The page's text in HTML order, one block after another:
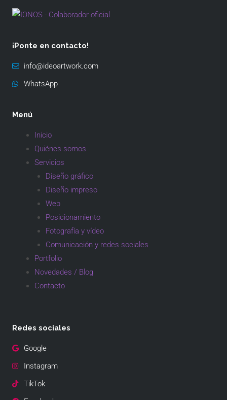
¡Ponte en contacto!
info@ideoartwork.com
WhatsApp
Menú
Inicio
Quiénes somos
Servicios
Diseño gráfico
Diseño impreso
Web
Posicionamiento
Fotografía y vídeo
Comunicación y redes sociales
Portfolio
Novedades / Blog
Contacto
Redes sociales
Google
Instagram
TikTok